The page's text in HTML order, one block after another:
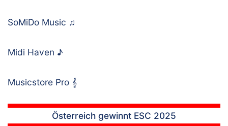
SoMiDo Music ♫
Midi Haven ♪
Musicstore Pro 𝄞
Österreich gewinnt ESC 2025